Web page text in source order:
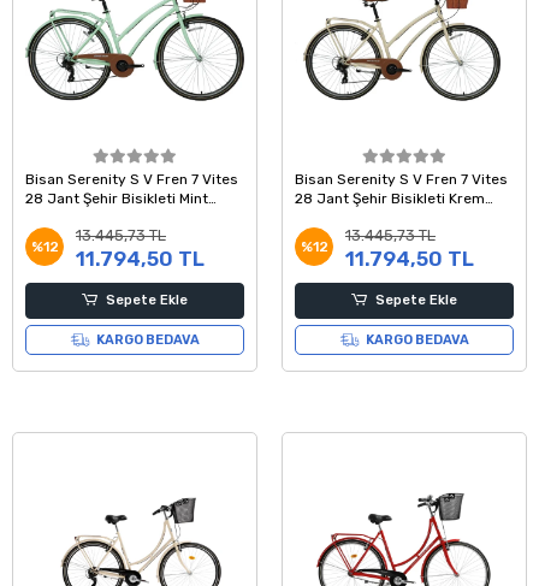
Bisan Serenity S V Fren 7 Vites
28 Jant Şehir Bisikleti Mint
%12
13.445,73 TL
11.794,50 TL
Sepete Ekle
KARGO BEDAVA
Bisan Serenity S V Fren 7 Vites
28 Jant Şehir Bisikleti Krem
%12
13.445,73 TL
11.794,50 TL
Sepete Ekle
KARGO BEDAVA